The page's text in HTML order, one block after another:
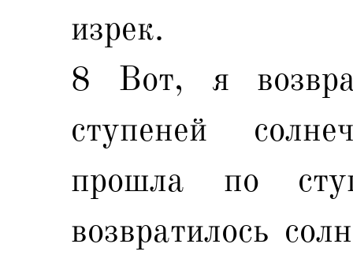
изрек.
8 Вот, я
ступеней
прошла по
возвратилось